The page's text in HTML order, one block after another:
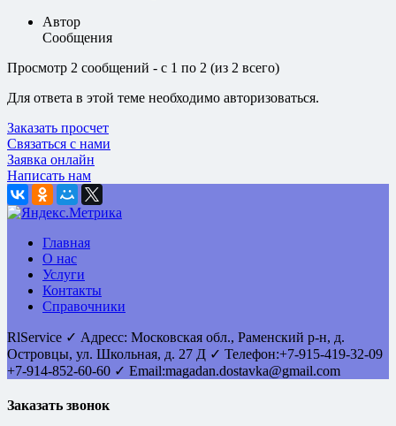
Автор
Сообщения
Просмотр 2 сообщений - с 1 по 2 (из 2 всего)
Для ответа в этой теме необходимо авторизоваться.
Заказать просчет
Связаться с нами
Заявка онлайн
Написать нам
Главная
О нас
Услуги
Контакты
Справочники
RlService ✓ Адресс: Московская обл., Раменский р-н, д.
Островцы, ул. Школьная, д. 27 Д ✓ Телефон:+7-915-419-32-09
+7-914-852-60-60 ✓ Email:magadan.dostavka@gmail.com
Заказать звонок